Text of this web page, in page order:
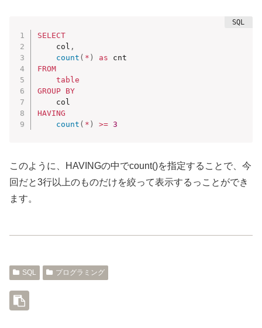
SELECT
    col
,
count ( * ) as
FROM
table
GROUP BY
HAVING
count ( * ) >= 3
このように、HAVINGの中でcount()を指定することで、今
回だと3行以上のものだけを絞って表示するっことができ
ます。
SQL プログラミング